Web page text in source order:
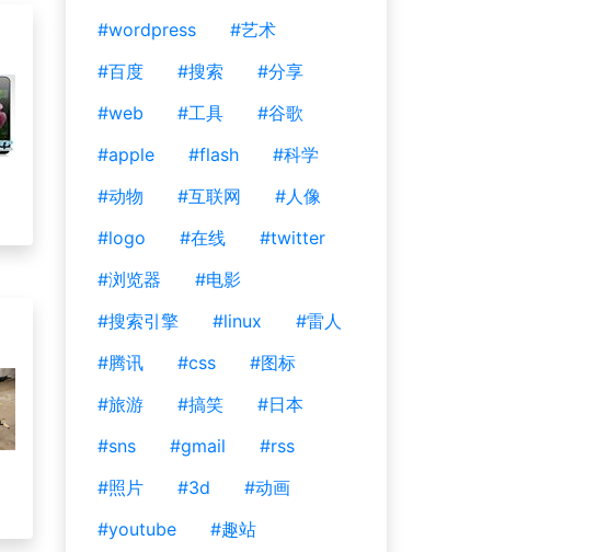
#wordpress
#艺术
#百度
#搜索
#分享
#web
#工具
#谷歌
#apple
#flash
#科学
#动物
#互联网
#人像
#logo
#在线
#twitter
#浏览器
#电影
#搜索引擎
#linux
#雷人
#腾讯
#css
#图标
#旅游
#搞笑
#日本
#sns
#gmail
#rss
#照片
#3d
#动画
#youtube
#趣站